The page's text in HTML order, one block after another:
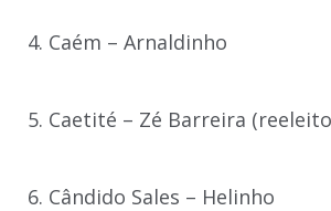
4. Caém – Arnaldinho
5. Caetité – Zé Barreira
6. Cândido Sales – Helinho